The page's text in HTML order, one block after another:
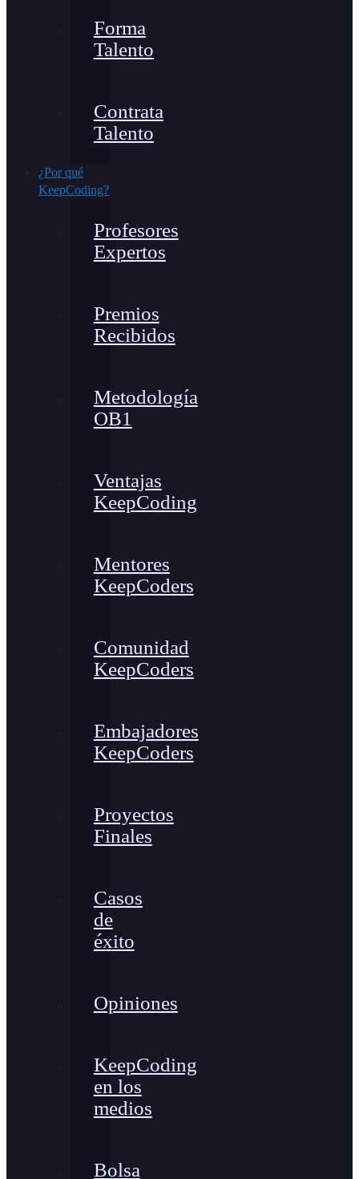
Forma
Talento
Contrata
Talento
¿Por qué
KeepCoding?
Profesores
Expertos
Premios
Recibidos
Metodología
OB1
Ventajas
KeepCoding
Mentores
KeepCoders
Comunidad
KeepCoders
Embajadores
KeepCoders
Proyectos
Finales
Casos
de
éxito
Opiniones
KeepCoding
en los
medios
Bolsa